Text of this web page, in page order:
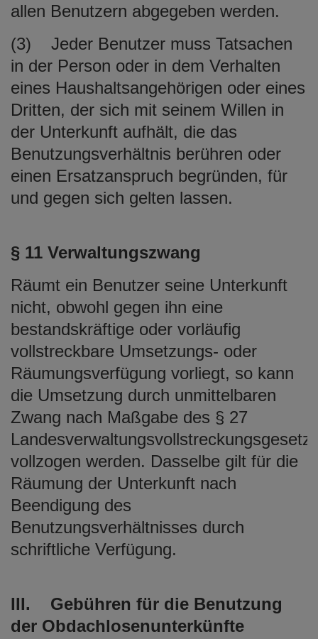
allen Benutzern abgegeben werden.
(3) Jeder Benutzer muss Tatsachen
in der Person oder in dem Verhalten
eines Haushaltsangehörigen oder eines
Dritten, der sich mit seinem Willen in
der Unterkunft aufhält, die das
Benutzungsverhältnis berühren oder
einen Ersatzanspruch begründen, für
und gegen sich gelten lassen.
§ 11 Verwaltungszwang
Räumt ein Benutzer seine Unterkunft
nicht, obwohl gegen ihn eine
bestandskräftige oder vorläufig
vollstreckbare Umsetzungs- oder
Räumungsverfügung vorliegt, so kann
die Umsetzung durch unmittelbaren
Zwang nach Maßgabe des § 27
Landesverwaltungsvollstreckungsgesetz
vollzogen werden. Dasselbe gilt für die
Räumung der Unterkunft nach
Beendigung des
Benutzungsverhältnisses durch
schriftliche Verfügung.
III. Gebühren für die Benutzung
der Obdachlosenunterkünfte